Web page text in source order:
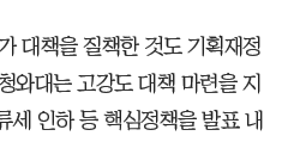
대책을 질책한 것도 기획재정
와대는 고강도 대책 마련을 지
세 인하 등 핵심정책을 발표 내